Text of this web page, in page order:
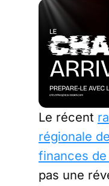
Le récent
régionale
finances
pas une